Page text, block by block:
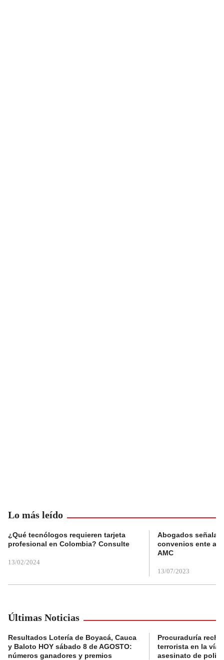
Lo más leído
¿Qué tecnólogos requieren tarjeta
profesional en Colombia? Consulte
13/02/2024
Abogados
convenios ente
AMC
13/07/2023
Últimas Noticias
Resultados Lotería de Boyacá, Cauca
y Baloto HOY sábado 8 de AGOSTO:
números ganadores y premios
Procuraduría
terrorista en la vía
asesinato de